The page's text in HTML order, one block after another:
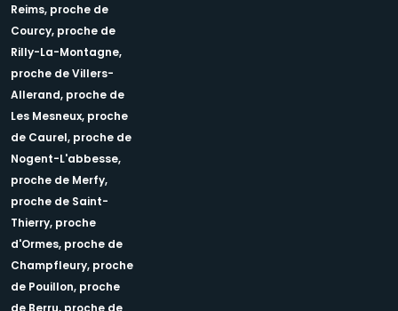
Reims, proche de
Courcy, proche de
Rilly-La-Montagne,
proche de Villers-
Allerand, proche de
Les Mesneux, proche
de Caurel, proche de
Nogent-L'abbesse,
proche de Merfy,
proche de Saint-
Thierry, proche
d'Ormes, proche de
Champfleury, proche
de Pouillon, proche